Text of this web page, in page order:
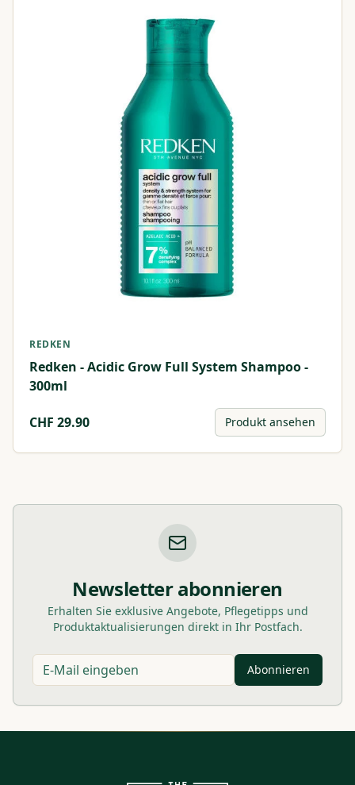
REDKEN
Redken - Acidic Grow Full System Shampoo -
300ml
CHF 29.90 Produkt ansehen
Newsletter abonnieren
Erhalten Sie exklusive Angebote, Pflegetipps und
Produktaktualisierungen direkt in Ihr Postfach.
Abonnieren